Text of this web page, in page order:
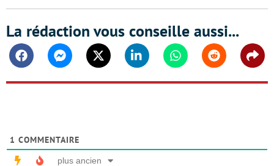
La rédaction vous conseille aussi...
FacebookMessengerTwitter Linkedin WhatsappReddit
1 COMMENTAIRE
plus ancien